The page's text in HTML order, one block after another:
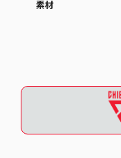
素材